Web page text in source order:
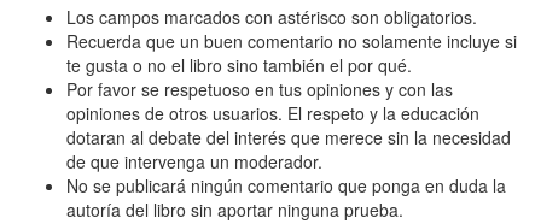
Los campos marcados con astérisco son obligatorios.
Recuerda que un buen comentario no solamente incluye si
te gusta o no el libro sino también el por qué.
Por favor se respetuoso en tus opiniones y con las
opiniones de otros usuarios. El respeto y la educación
dotaran al debate del interés que merece sin la necesidad
de que intervenga un moderador.
No se publicará ningún comentario que ponga en duda la
autoría del libro sin aportar ninguna prueba.